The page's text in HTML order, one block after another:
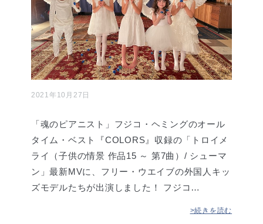
2021年10月27日
「魂のピアニスト」フジコ・ヘミングのオール
タイム・ベスト『COLORS』収録の「トロイメ
ライ（子供の情景 作品15 ～ 第7曲）/ シューマ
ン」最新MVに、フリー・ウエイブの外国人キッ
ズモデルたちが出演しました！ フジコ…
>続きを読む